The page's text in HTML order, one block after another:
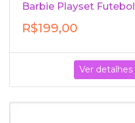
Barbie Playset Futebol
R$199,00
Ver detalhes